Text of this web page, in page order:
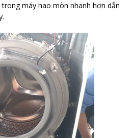
máy hao mòn nhanh hơn dẫn